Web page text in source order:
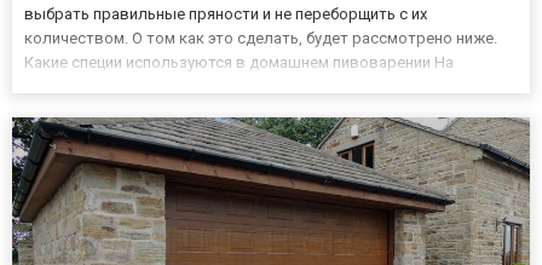
выбрать правильные пряности и не переборщить с их
количеством. О том как это сделать, будет рассмотрено ниже.
Какие специи используются в домашнем пивоварении На
Каждая из них имеет свои...